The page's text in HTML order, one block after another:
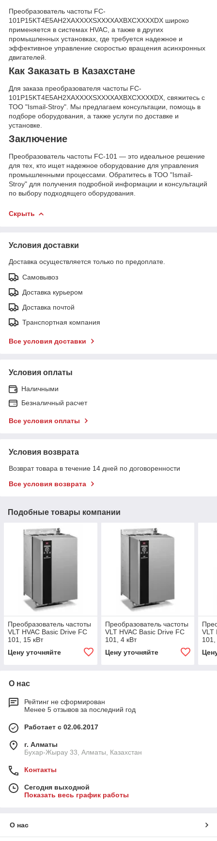
Преобразователь частоты FC-
101P15KT4E5AH2XAXXXXSXXXXAXBXCXXXXDX широко
применяется в системах HVAC, а также в других
промышленных установках, где требуется надежное и
эффективное управление скоростью вращения асинхронных
двигателей.
Как Заказать в Казахстане
Для заказа преобразователя частоты FC-
101P15KT4E5AH2XAXXXXSXXXXAXBXCXXXXDX, свяжитесь с
ТОО "Ismail-Stroy". Мы предлагаем консультации, помощь в
подборе оборудования, а также услуги по доставке и
установке.
Заключение
Преобразователь частоты FC-101 — это идеальное решение
для тех, кто ищет надежное оборудование для управления
промышленными процессами. Обратитесь в ТОО "Ismail-
Stroy" для получения подробной информации и консультаций
по выбору подходящего оборудования.
Скрыть
Условия доставки
Доставка осуществляется только по предоплате.
Самовывоз
Доставка курьером
Доставка почтой
Транспортная компания
Все условия доставки
Условия оплаты
Наличными
Безналичный расчет
Все условия оплаты
Условия возврата
Возврат товара в течение 14 дней по договоренности
Все условия возврата
Подобные товары компании
Преобразователь частоты
VLT HVAC Basic Drive FC
101, 15 кВт
Цену уточняйте
Преобразователь частоты
VLT HVAC Basic Drive FC
101, 4 кВт
Цену уточняйте
VLT
101,
О нас
Рейтинг не сформирован
Менее 5 отзывов за последний год
Работает с 02.06.2017
г. Алматы
Бухар-Жырау 33, Алматы, Казахстан
Контакты
Сегодня выходной
Показать весь график работы
О нас